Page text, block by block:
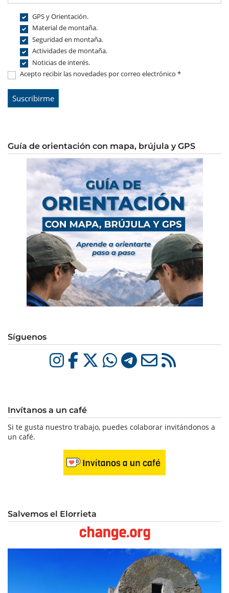
GPS y Orientación.
Material de montaña.
Seguridad en montaña.
Actividades de montaña.
Noticias de interés.
Acepto recibir las novedades por correo electrónico *
Guía de orientación con mapa, brújula y GPS
Síguenos
Invítanos a un café
Si te gusta nuestro trabajo, puedes colaborar invitándonos a
un café.
Salvemos el Elorrieta